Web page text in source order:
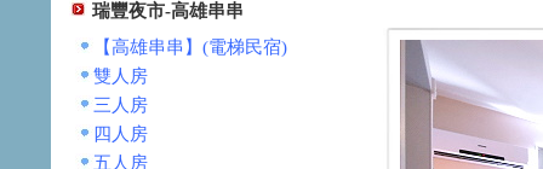
瑞豐夜市-高雄串串
【高雄串串】(電梯民宿)
雙人房
三人房
四人房
五人房